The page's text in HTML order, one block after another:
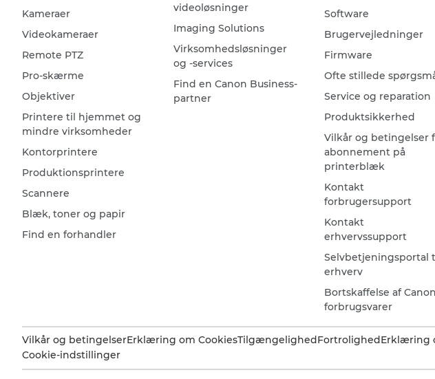
Kameraer
Videokameraer
Remote PTZ
Pro-skærme
Objektiver
Printere til hjemmet og
mindre virksomheder
Kontorprintere
Produktionsprintere
Scannere
Blæk, toner og papir
Find en forhandler
videoløsninger
Imaging Solutions
Virksomhedsløsninger
og -services
Find en Canon Business-
partner
Software
Brugervejledninger
Firmware
Ofte stillede
Service og reparation
Produktsikkerhed
Vilkår og betingelser
abonnement på
printerblæk
Kontakt
forbrugersupport
Kontakt
erhvervssupport
Selvbetjeningsportal
erhverv
Bortskaffelse af Canon
forbrugsvarer
Vilkår og betingelserErklæring om CookiesTilgængelighedFortrolighedErklæring
Cookie-indstillinger